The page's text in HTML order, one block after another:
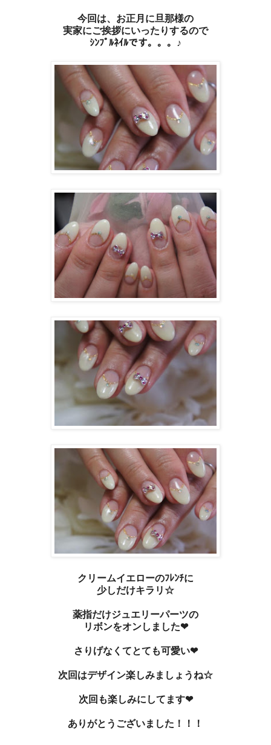
今回は、お正月に旦那様の
実家にご挨拶にいったりするので
ｼﾝﾌﾟﾙﾈｲﾙです。。。♪
クリームイエローのﾌﾚﾝﾁに
少しだけキラリ☆
薬指だけジュエリーパーツの
リボンをオンしました❤
さりげなくてとても可愛い❤
次回はデザイン楽しみましょうね☆
次回も楽しみにしてます❤
ありがとうございました！！！